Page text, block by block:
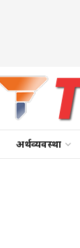
अर्थव्यवस्था